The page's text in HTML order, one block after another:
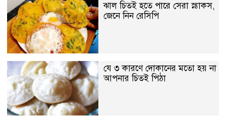
ঝাল চিতই হতে পারে সেরা স্ন্যাকস,
জেনে নিন রেসিপি
যে ৩ কারণে দোকানের মতো হয় না
আপনার চিতই পিঠা